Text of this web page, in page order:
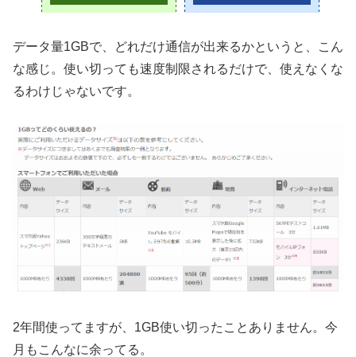
データ量1GBで、どれだけ通信が出来るかというと、こん
な感じ。使い切っても速度制限されるだけで、使えなくな
るわけじゃないです。
2年間使ってますが、1GB使い切ったことありません。今
月もこんなに余ってる。